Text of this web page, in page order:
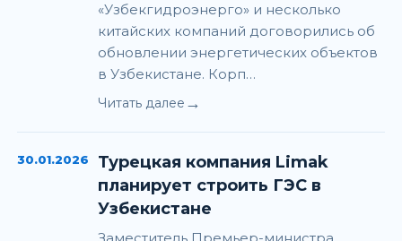
«Узбекгидроэнерго» и несколько
китайских компаний договорились об
обновлении энергетических объектов
в Узбекистане. Корп…
Читать далее →
30.01.2026
Турецкая компания Limak
планирует строить ГЭС в
Узбекистане